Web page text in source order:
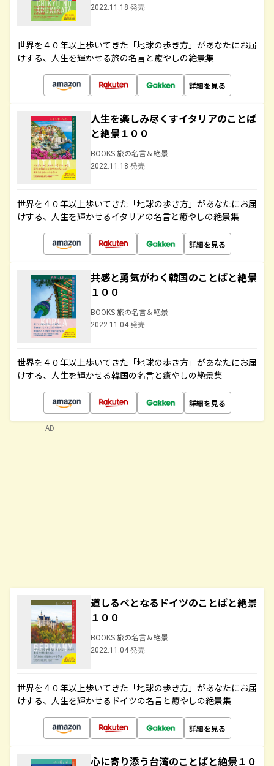
2022.11.18 発売
世界を４０年以上歩いてきた「地球の歩き方」があなたにお届
けする、人生を輝かせる旅の名言と癒やしの絶景集
詳細を見る
人生を楽しみ尽くすイタリアのことば
と絶景１００
BOOKS 旅の名言＆絶景
2022.11.18 発売
世界を４０年以上歩いてきた「地球の歩き方」があなたにお届
けする、人生を輝かせるイタリアの名言と癒やしの絶景集
詳細を見る
共感と勇気がわく韓国のことばと絶景
１００
BOOKS 旅の名言＆絶景
2022.11.04 発売
世界を４０年以上歩いてきた「地球の歩き方」があなたにお届
けする、人生を輝かせる韓国の名言と癒やしの絶景集
詳細を見る
道しるべとなるドイツのことばと絶景
１００
BOOKS 旅の名言＆絶景
2022.11.04 発売
世界を４０年以上歩いてきた「地球の歩き方」があなたにお届
けする、人生を輝かせるドイツの名言と癒やしの絶景集
詳細を見る
心に寄り添う台湾のことばと絶景１０
AD